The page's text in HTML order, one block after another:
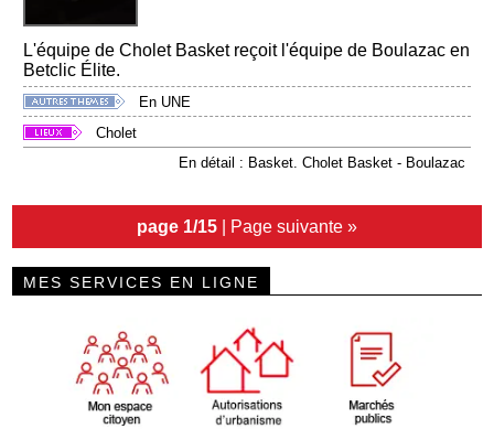
L'équipe de Cholet Basket reçoit l'équipe de Boulazac en
Betclic Élite.
En UNE
Cholet
En détail : Basket. Cholet Basket - Boulazac
page 1/15 Page suivante »
MES SERVICES EN LIGNE